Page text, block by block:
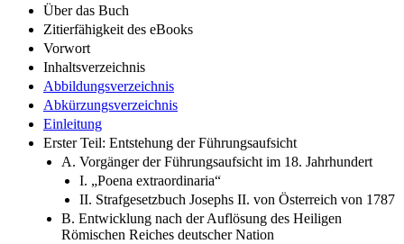
Über das Buch
Zitierfähigkeit des eBooks
Vorwort
Inhaltsverzeichnis
Abbildungsverzeichnis
Abkürzungsverzeichnis
Einleitung
Erster Teil: Entstehung der Führungsaufsicht
A. Vorgänger der Führungsaufsicht im 18. Jahrhundert
I. „Poena extraordinaria“
II. Strafgesetzbuch Josephs II. von Österreich von 1787
B. Entwicklung nach der Auflösung des Heiligen
Römischen Reiches deutscher Nation